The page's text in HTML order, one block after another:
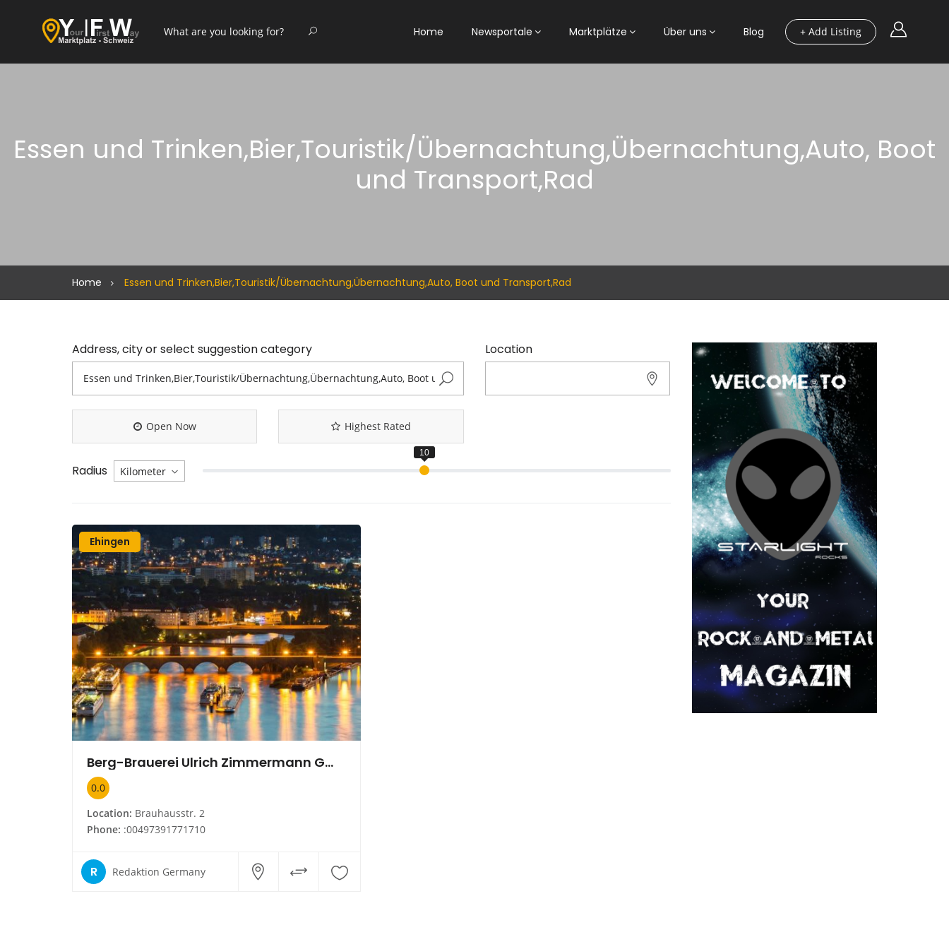
+ Add Listing
Home Newsportale Marktplätze Über uns Blog
Essen und Trinken,Bier,Touristik/Übernachtung,Übernachtung,Auto, Boot
und Transport,Rad
Home Essen und Trinken,Bier,Touristik/Übernachtung,Übernachtung,Auto, Boot und Transport,Rad
Address, city or select suggestion category Location
Open Now Highest Rated
Radius
Ehingen
Berg-Brauerei Ulrich Zimmermann GmbH & Co. KG
0.0
Location: Brauhausstr. 2
Phone: :00497391771710
R Redaktion Germany